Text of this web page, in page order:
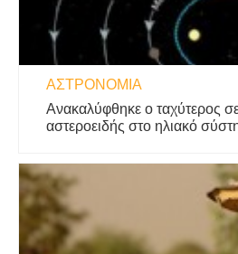
ΑΣΤΡΟΝΟΜΊΑ
Ανακαλύφθηκε ο ταχύτερος
αστεροειδής στο ηλιακό